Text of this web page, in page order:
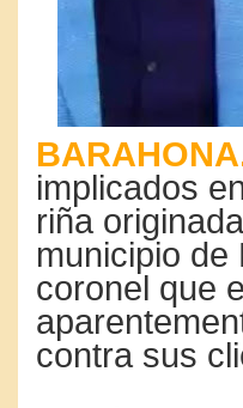
implicados
riña
municipio de
coronel que
contra sus